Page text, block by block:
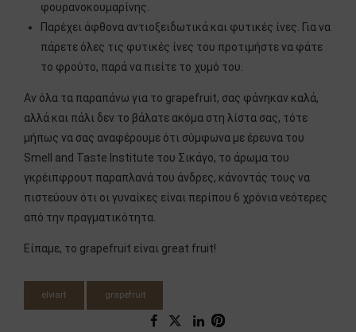
φουρανοκουμαρίνης.
Παρέχει άφθονα αντιοξειδωτικά και φυτικές ίνες. Για να
πάρετε όλες τις φυτικές ίνες του προτιμήστε να φάτε
το φρούτο, παρά να πιείτε το χυμό του.
Αν όλα τα παραπάνω για το grapefruit, σας φάνηκαν καλά,
αλλά και πάλι δεν το βάλατε ακόμα στη λίστα σας, τότε
μήπως να σας αναφέρουμε ότι σύμφωνα με έρευνα του
Smell and Taste Institute του Σικάγο, το άρωμα του
γκρέιπφρουτ παραπλανά του άνδρες, κάνοντάς τους να
πιστεύουν ότι οι γυναίκες είναι περίπου 6 χρόνια νεότερες
από την πραγματικότητα.
Είπαμε, το grapefruit είναι great fruit!
elviart grapefruit